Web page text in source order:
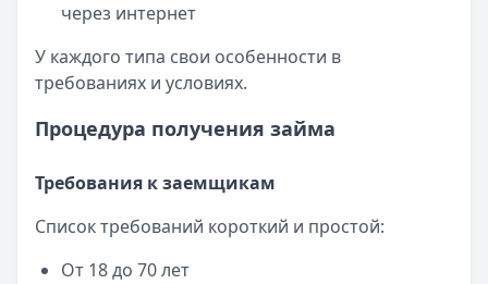
через интернет
У каждого типа свои особенности в
требованиях и условиях.
Процедура получения займа
Требования к заемщикам
Список требований короткий и простой:
От 18 до 70 лет